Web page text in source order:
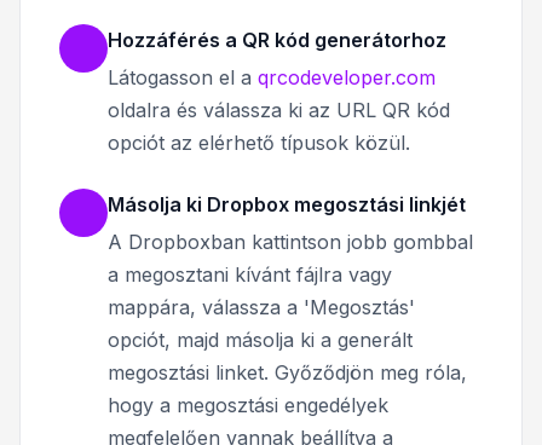
Hozzáférés a QR kód generátorhoz
Látogasson el a qrcodeveloper.com
oldalra és válassza ki az URL QR kód
opciót az elérhető típusok közül.
Másolja ki Dropbox megosztási linkjét
A Dropboxban kattintson jobb gombbal
a megosztani kívánt fájlra vagy
mappára, válassza a 'Megosztás'
opciót, majd másolja ki a generált
megosztási linket. Győződjön meg róla,
hogy a megosztási engedélyek
megfelelően vannak beállítva a